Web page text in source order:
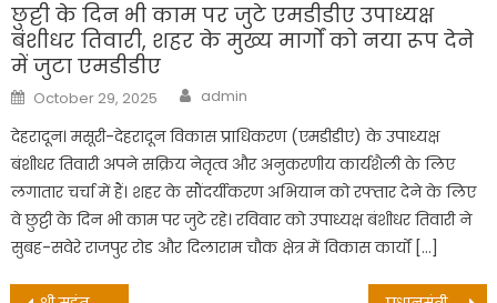
छुट्टी के दिन भी काम पर जुटे एमडीडीए उपाध्यक्ष
बंशीधर तिवारी, शहर के मुख्य मार्गों को नया रूप देने
में जुटा एमडीडीए
Posted
on
October 29, 2025 Author
admin
देहरादून। मसूरी-देहरादून विकास प्राधिकरण (एमडीडीए) के उपाध्यक्ष
बंशीधर तिवारी अपने सक्रिय नेतृत्व और अनुकरणीय कार्यशैली के लिए
लगातार चर्चा में हैं। शहर के सौंदर्यीकरण अभियान को रफ्तार देने के लिए
वे छुट्टी के दिन भी काम पर जुटे रहे। रविवार को उपाध्यक्ष बंशीधर तिवारी ने
सुबह-सवेरे राजपुर रोड और दिलाराम चौक क्षेत्र में विकास कार्यों […]